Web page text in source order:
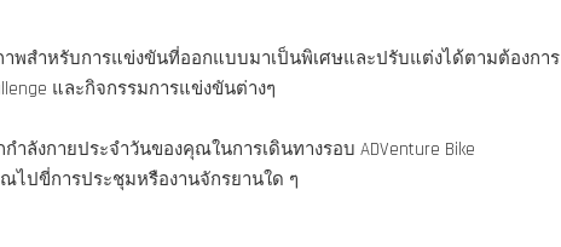
าพสำหรับการแข่งขันที่ออกแบบมาเป็นพิเศษและปรับแต่งได้ตามต้องการ
และกิจกรรมการแข่งขันต่างๆ
งกายประจำวันของคุณในการเดินทางรอบ ADVenture Bike
ไปขี่การประชุมหรืองานจักรยานใด ๆ